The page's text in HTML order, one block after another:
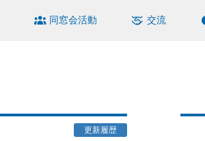
同窓会活動 交流
更新履歴